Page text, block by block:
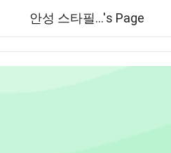
안성 스타필...'s Page